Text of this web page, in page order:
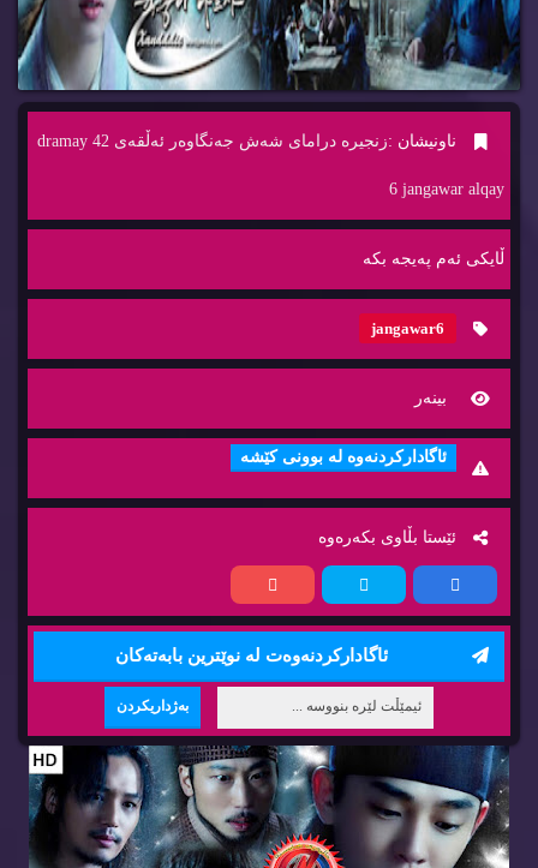
ناونیشان : زنجیره‌ درامای شه‌ش جه‌نگاوه‌ر ئه‌ڵقه‌ی 42 dramay
6 jangawar alqay
ڵایكی ئه‌م په‌یجه‌ بكه‌
jangawar6
بینه‌ر
ئاگاداركردنه‌وه‌ له‌ بوونی كێشه‌
ئێستا بڵاوی بكه‌ره‌وه‌
ئاگاداركردنه‌وه‌ت له‌ نوێترین بابه‌ته‌كان